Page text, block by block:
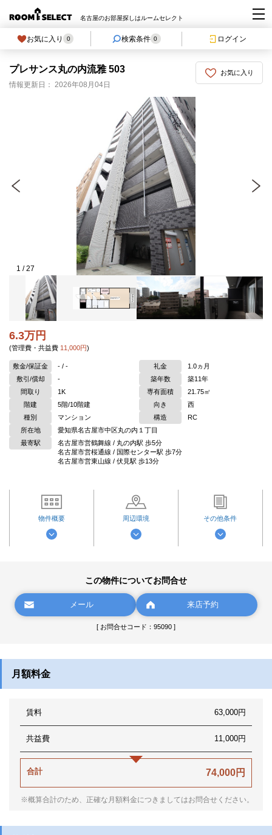
名古屋のお部屋探しはルームセレクト
お気に入り 0 検索条件 0 ログイン
お気に入り
プレサンス丸の内流雅 503
情報更新日： 2026年08月04日
1 /27
6.3万円
(管理費・共益費 11,000円)
敷金/保証金 - / - 礼金
1.0ヵ月
敷引/償却
- 築年数
築11年
間取り
1K 専有面積
21.75㎡
階建
5階/10階建 向き
西
種別
マンション 構造
RC
所在地
愛知県名古屋市中区丸の内１丁目
最寄駅
名古屋市営鶴舞線 / 丸の内駅 歩5分
名古屋市営桜通線 / 国際センター駅 歩7分
名古屋市営東山線 / 伏見駅 歩13分
物件概要 周辺環境 その他条件
この物件についてお問合せ
メール 来店予約
[ お問合せコード：95090 ]
月額料金
賃料 63,000円
共益費 11,000円
合計 74,000円
※概算合計のため、正確な月額料金につきましてはお問合せください。